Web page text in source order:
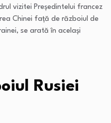
vizitei Președintelui francez
Chinei față de războiul de
se arată în același
Rusiei